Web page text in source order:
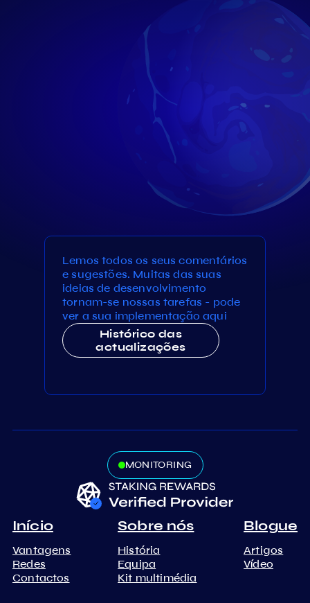
Lemos todos os seus comentários
e sugestões. Muitas das suas
ideias de desenvolvimento
tornam-se nossas tarefas - pode
ver a sua implementação aqui
Histórico das
actualizações
MONITORING
Início
Vantagens
Redes
Contactos
Sobre nós
História
Equipa
Kit multimédia
Blogue
Artigos
Vídeo